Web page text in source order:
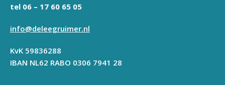
tel 06 – 17 60 65 05
info@deleegruimer.nl
KvK 59836288
IBAN NL62 RABO 0306 7941 28